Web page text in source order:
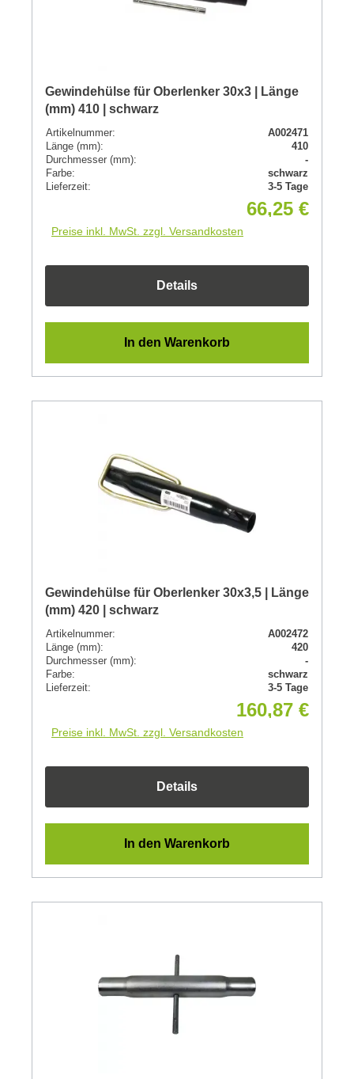
Gewindehülse für Oberlenker 30x3 | Länge
(mm) 410 | schwarz
Artikelnummer:
A002471
Länge (mm):
410
Durchmesser (mm):
-
Farbe:
schwarz
Lieferzeit:
3-5 Tage
66,25 €
Preise inkl. MwSt. zzgl. Versandkosten
Details
In den Warenkorb
Gewindehülse für Oberlenker 30x3,5 | Länge
(mm) 420 | schwarz
Artikelnummer:
A002472
Länge (mm):
420
Durchmesser (mm):
-
Farbe:
schwarz
Lieferzeit:
3-5 Tage
160,87 €
Preise inkl. MwSt. zzgl. Versandkosten
Details
In den Warenkorb